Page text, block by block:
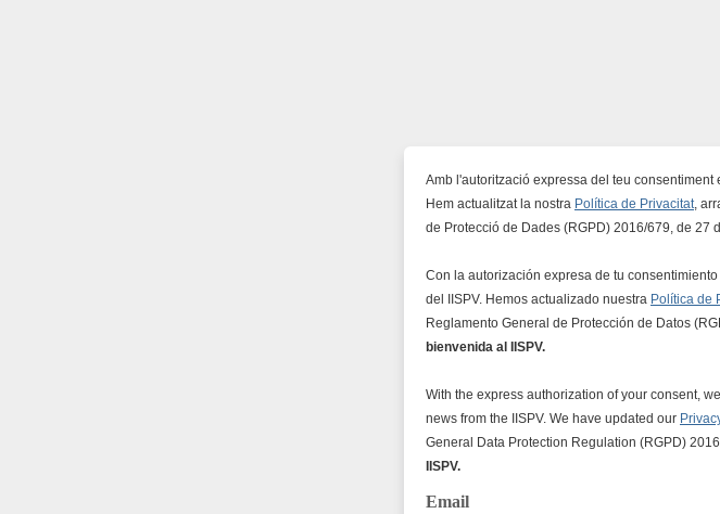
Amb l'autorització expressa del teu consentiment
Hem actualitzat la nostra Política de Privacitat,
de Protecció de Dades (RGPD) 2016/679, de 27
Con la autorización expresa de tu
del IISPV. Hemos actualizado nuestra Política de
Reglamento General de Protección de Datos
bienvenida al IISPV.
With the express authorization of your consent,
news from the IISPV. We have updated our
General Data Protection Regulation (RGPD)
IISPV.
Email